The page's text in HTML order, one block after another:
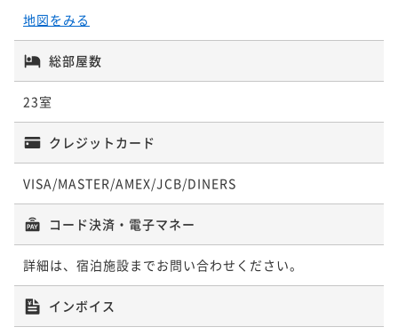
地図をみる
総部屋数
23室
クレジットカード
VISA/MASTER/AMEX/JCB/DINERS
コード決済・電子マネー
詳細は、宿泊施設までお問い合わせください。
インボイス